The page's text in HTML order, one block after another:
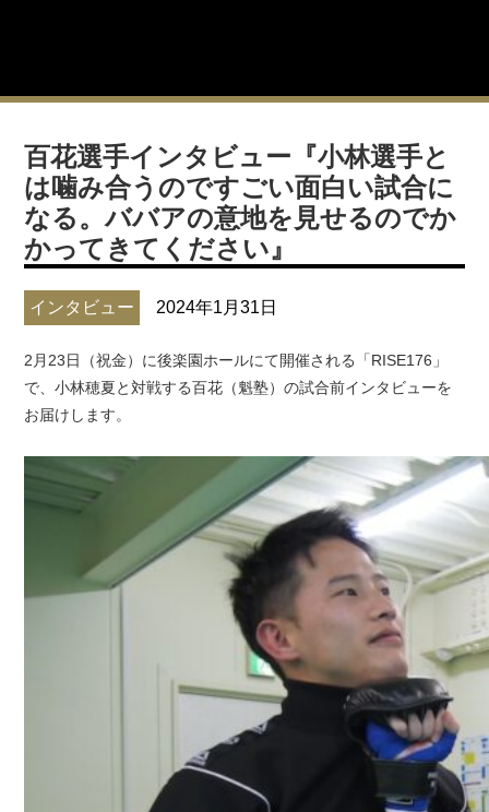
百花選手インタビュー『小林選手と
は噛み合うのですごい面白い試合に
なる。ババアの意地を見せるのでか
かってきてください』
インタビュー 2024年1月31日
2月23日（祝金）に後楽園ホールにて開催される「RISE176」
で、小林穂夏と対戦する百花（魁塾）の試合前インタビューを
お届けします。